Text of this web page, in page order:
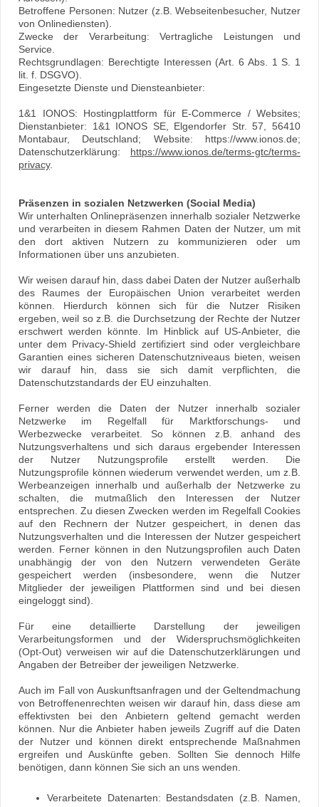
Betroffene Personen: Nutzer (z.B. Webseitenbesucher, Nutzer
von Onlinediensten).
Zwecke der Verarbeitung: Vertragliche Leistungen und
Service.
Rechtsgrundlagen: Berechtigte Interessen (Art. 6 Abs. 1 S. 1
lit. f. DSGVO).
Eingesetzte Dienste und Diensteanbieter:
1&1 IONOS: Hostingplattform für E-Commerce / Websites;
Dienstanbieter: 1&1 IONOS SE, Elgendorfer Str. 57, 56410
Montabaur, Deutschland; Website: https://www.ionos.de;
Datenschutzerklärung: https://www.ionos.de/terms-gtc/terms-
privacy.
Präsenzen in sozialen Netzwerken (Social Media)
Wir unterhalten Onlinepräsenzen innerhalb sozialer Netzwerke
und verarbeiten in diesem Rahmen Daten der Nutzer, um mit
den dort aktiven Nutzern zu kommunizieren oder um
Informationen über uns anzubieten.
Wir weisen darauf hin, dass dabei Daten der Nutzer außerhalb
des Raumes der Europäischen Union verarbeitet werden
können. Hierdurch können sich für die Nutzer Risiken
ergeben, weil so z.B. die Durchsetzung der Rechte der Nutzer
erschwert werden könnte. Im Hinblick auf US-Anbieter, die
unter dem Privacy-Shield zertifiziert sind oder vergleichbare
Garantien eines sicheren Datenschutzniveaus bieten, weisen
wir darauf hin, dass sie sich damit verpflichten, die
Datenschutzstandards der EU einzuhalten.
Ferner werden die Daten der Nutzer innerhalb sozialer
Netzwerke im Regelfall für Marktforschungs- und
Werbezwecke verarbeitet. So können z.B. anhand des
Nutzungsverhaltens und sich daraus ergebender Interessen
der Nutzer Nutzungsprofile erstellt werden. Die
Nutzungsprofile können wiederum verwendet werden, um z.B.
Werbeanzeigen innerhalb und außerhalb der Netzwerke zu
schalten, die mutmaßlich den Interessen der Nutzer
entsprechen. Zu diesen Zwecken werden im Regelfall Cookies
auf den Rechnern der Nutzer gespeichert, in denen das
Nutzungsverhalten und die Interessen der Nutzer gespeichert
werden. Ferner können in den Nutzungsprofilen auch Daten
unabhängig der von den Nutzern verwendeten Geräte
gespeichert werden (insbesondere, wenn die Nutzer
Mitglieder der jeweiligen Plattformen sind und bei diesen
eingeloggt sind).
Für eine detaillierte Darstellung der jeweiligen
Verarbeitungsformen und der Widerspruchsmöglichkeiten
(Opt-Out) verweisen wir auf die Datenschutzerklärungen und
Angaben der Betreiber der jeweiligen Netzwerke.
Auch im Fall von Auskunftsanfragen und der Geltendmachung
von Betroffenenrechten weisen wir darauf hin, dass diese am
effektivsten bei den Anbietern geltend gemacht werden
können. Nur die Anbieter haben jeweils Zugriff auf die Daten
der Nutzer und können direkt entsprechende Maßnahmen
ergreifen und Auskünfte geben. Sollten Sie dennoch Hilfe
benötigen, dann können Sie sich an uns wenden.
Verarbeitete Datenarten: Bestandsdaten (z.B. Namen,